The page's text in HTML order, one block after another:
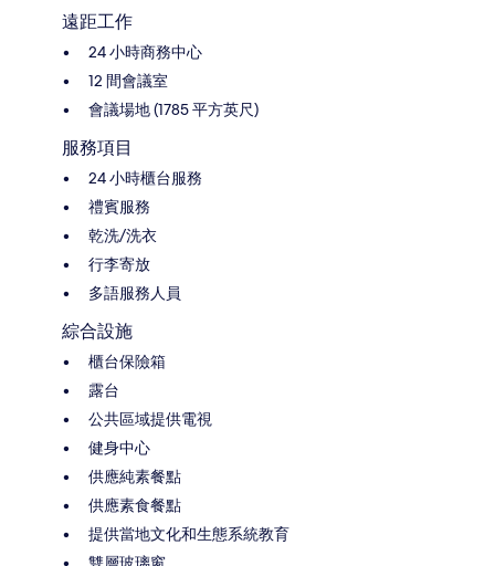
遠距工作
24 小時商務中心
12 間會議室
會議場地 (1785 平方英尺)
服務項目
24 小時櫃台服務
禮賓服務
乾洗/洗衣
行李寄放
多語服務人員
綜合設施
櫃台保險箱
露台
公共區域提供電視
健身中心
供應純素餐點
供應素食餐點
提供當地文化和生態系統教育